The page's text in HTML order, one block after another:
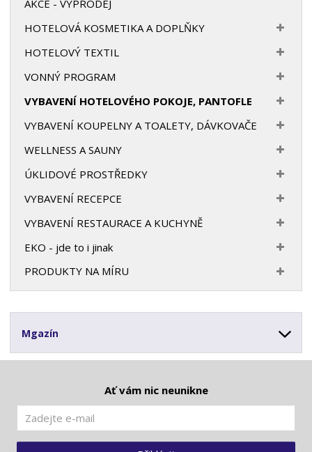
AKCE - VÝPRODEJ
HOTELOVÁ KOSMETIKA A DOPLŇKY
HOTELOVÝ TEXTIL
VONNÝ PROGRAM
VYBAVENÍ HOTELOVÉHO POKOJE, PANTOFLE
VYBAVENÍ KOUPELNY A TOALETY, DÁVKOVAČE
WELLNESS A SAUNY
ÚKLIDOVÉ PROSTŘEDKY
VYBAVENÍ RECEPCE
VYBAVENÍ RESTAURACE A KUCHYNĚ
EKO - jde to i jinak
PRODUKTY NA MÍRU
Mgazín
Ať vám nic neunikne